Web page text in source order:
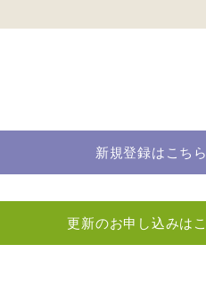
新規登録はこち
更新のお申し込みは